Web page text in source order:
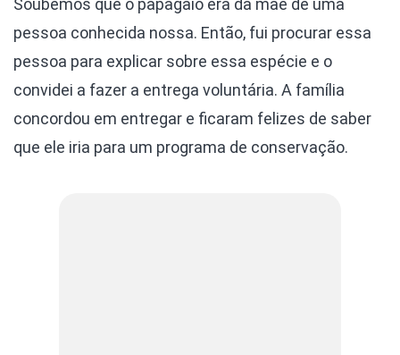
Soubemos que o papagaio era da mãe de uma
pessoa conhecida nossa. Então, fui procurar essa
pessoa para explicar sobre essa espécie e o
convidei a fazer a entrega voluntária. A família
concordou em entregar e ficaram felizes de saber
que ele iria para um programa de conservação.